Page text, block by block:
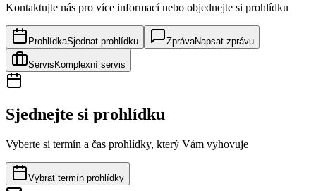
Kontaktujte nás pro více informací nebo objednejte si prohlídku
ProhlídkaSjednat prohlídku ZprávaNapsat zprávu
ServisKomplexní servis
Sjednejte si prohlídku
Vyberte si termín a čas prohlídky, který Vám vyhovuje
Vybrat termín prohlídky